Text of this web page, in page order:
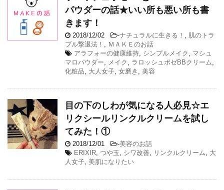
パウダーの話★いい所も悪い所も書
きます！
2018/12/02 -ナチュラルに生きる！
肌のトラ
ブル撃退法！
ＭＡＫＥのお話
アラフォーの健康維持 シンプルメイク
マシュ
マロパウダー
メイク ラロッシュポゼBBクリーム
化粧品
大人女子 女磨き 美容
目の下のしわが気になる人必見☆エ
リクシールリンクルクリームを試し
てみた！①
2018/12/01 -美容のお話
ERIXIR つや玉 シワ改善 リンクルクリーム
大
人女子 美肌になりたい